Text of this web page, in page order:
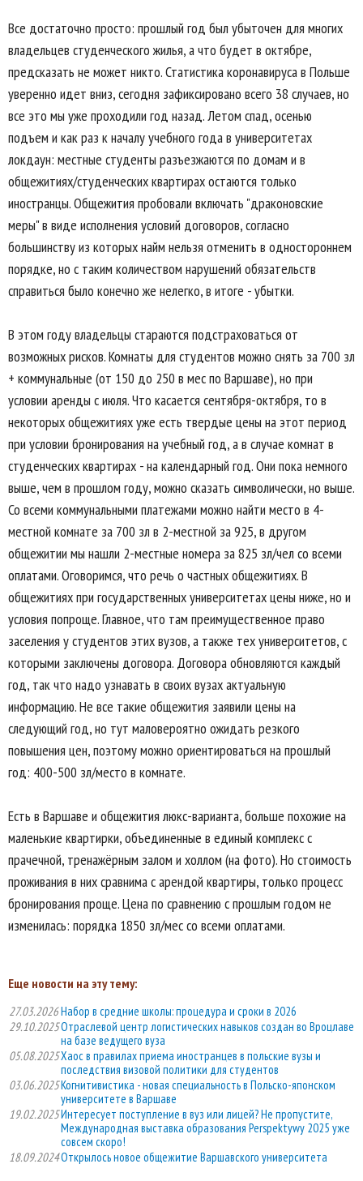
Все достаточно просто: прошлый год был убыточен для многих
владельцев студенческого жилья, а что будет в октябре,
предсказать не может никто. Статистика коронавируса в Польше
уверенно идет вниз, сегодня зафиксировано всего 38 случаев, но
все это мы уже проходили год назад. Летом спад, осенью
подъем и как раз к началу учебного года в университетах
локдаун: местные студенты разъезжаются по домам и в
общежитиях/студенческих квартирах остаются только
иностранцы. Общежития пробовали включать "драконовские
меры" в виде исполнения условий договоров, согласно
большинству из которых найм нельзя отменить в одностороннем
порядке, но с таким количеством нарушений обязательств
справиться было конечно же нелегко, в итоге - убытки.
В этом году владельцы стараются подстраховаться от
возможных рисков. Комнаты для студентов можно снять за 700 зл
+ коммунальные (от 150 до 250 в мес по Варшаве), но при
условии аренды с июля. Что касается сентября-октября, то в
некоторых общежитиях уже есть твердые цены на этот период
при условии бронирования на учебный год, а в случае комнат в
студенческих квартирах - на календарный год. Они пока немного
выше, чем в прошлом году, можно сказать символически, но выше.
Со всеми коммунальными платежами можно найти место в 4-
местной комнате за 700 зл в 2-местной за 925, в другом
общежитии мы нашли 2-местные номера за 825 зл/чел со всеми
оплатами. Оговоримся, что речь о частных общежитиях. В
общежитиях при государственных университетах цены ниже, но и
условия попроще. Главное, что там преимущественное право
заселения у студентов этих вузов, а также тех университетов, с
которыми заключены договора. Договора обновляются каждый
год, так что надо узнавать в своих вузах актуальную
информацию. Не все такие общежития заявили цены на
следующий год, но тут маловероятно ожидать резкого
повышения цен, поэтому можно ориентироваться на прошлый
год: 400-500 зл/место в комнате.
Есть в Варшаве и общежития люкс-варианта, больше похожие на
маленькие квартирки, объединенные в единый комплекс с
прачечной, тренажёрным залом и холлом (на фото). Но стоимость
проживания в них сравнима с арендой квартиры, только процесс
бронирования проще. Цена по сравнению с прошлым годом не
изменилась: порядка 1850 зл/мес со всеми оплатами.
Еще новости на эту тему:
27.03.2026Набор в средние школы: процедура и сроки в 2026
29.10.2025Отраслевой центр логистических навыков создан во Вроцлаве
на базе ведущего вуза
05.08.2025Хаос в правилах приема иностранцев в польские вузы и
последствия визовой политики для студентов
03.06.2025Когнитивистика - новая специальность в Польско-японском
университете в Варшаве
19.02.2025Интересует поступление в вуз или лицей? Не пропустите,
Международная выставка образования Perspektywy 2025 уже
совсем скоро!
18.09.2024Открылось новое общежитие Варшавского университета